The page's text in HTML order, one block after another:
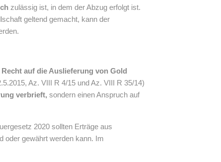
zulässig ist, in dem der Abzug erfolgt ist.
geltend gemacht, kann der
Recht auf die Auslieferung von Gold
Az. VIII R 4/15 und Az. VIII R 35/14)
verbrieft, sondern einen Anspruch auf
2020 sollten Erträge aus
oder gewährt werden kann. Im